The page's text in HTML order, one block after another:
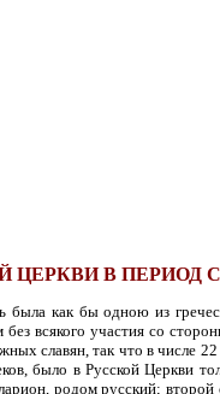
ЦЕРКВИ В ПЕРИОД
была как бы одною из
всякого участия со
славян, так что в числе
было в Русской Церкви
родом русский;